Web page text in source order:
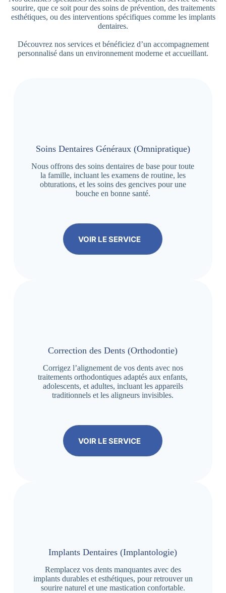
sourire, que ce soit pour des soins de prévention, des traitements
esthétiques, ou des interventions spécifiques comme les implants
dentaires.
Découvrez nos services et bénéficiez d’un accompagnement
personnalisé dans un environnement moderne et accueillant.
Soins Dentaires Généraux (Omnipratique)
Nous offrons des soins dentaires de base pour toute
la famille, incluant les examens de routine, les
obturations, et les soins des gencives pour une
bouche en bonne santé.
VOIR LE SERVICE
Correction des Dents (Orthodontie)
Corrigez l’alignement de vos dents avec nos
traitements orthodontiques adaptés aux enfants,
adolescents, et adultes, incluant les appareils
traditionnels et les aligneurs invisibles.
VOIR LE SERVICE
Implants Dentaires (Implantologie)
Remplacez vos dents manquantes avec des
implants durables et esthétiques, pour retrouver un
sourire naturel et une mastication confortable.